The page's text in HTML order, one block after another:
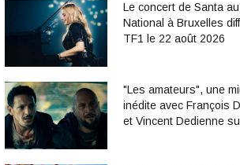
Le concert de Santa
National à Bruxelles
TF1 le 22 août 2026
"Les amateurs", une
inédite avec François
et Vincent Dedienne